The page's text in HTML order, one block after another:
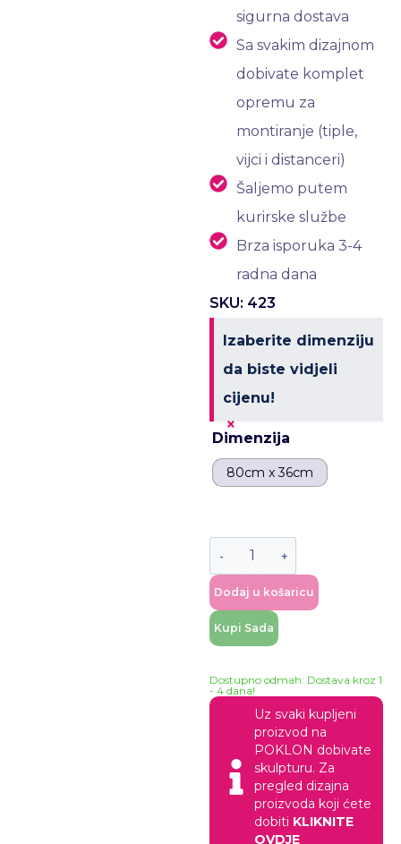
sigurna dostava
Sa svakim dizajnom
dobivate komplet
opremu za
montiranje (tiple,
vijci i distanceri)
Šaljemo putem
kurirske službe
Brza isporuka 3-4
radna dana
SKU: 423
Izaberite dimenziju
da biste vidjeli
cijenu!
×
Dimenzija
80cm x 36cm
Dodaj u košaricu
Kupi Sada
Dostupno odmah: Dostava kroz 1
- 4 dana!
Uz svaki kupljeni
proizvod na
POKLON dobivate
skulpturu. Za
pregled dizajna
proizvoda koji ćete
dobiti KLIKNITE
OVDJE